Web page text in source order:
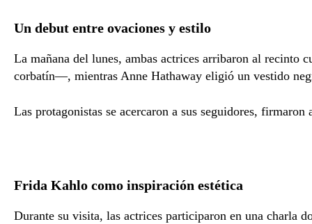
Un debut entre ovaciones y estilo
La mañana del lunes, ambas actrices arribaron al
corbatín—, mientras Anne Hathaway eligió un vestido
Las protagonistas se acercaron a sus seguidores,
Frida Kahlo como inspiración estética
Durante su visita, las actrices participaron en una charla